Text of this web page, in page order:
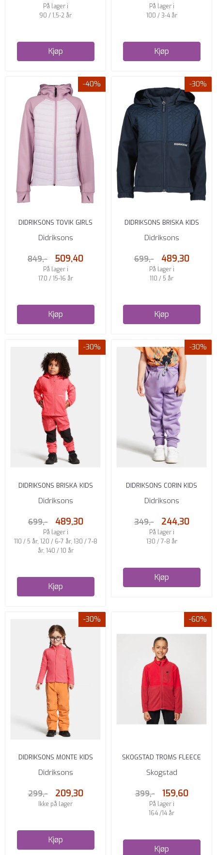
På lager i
90 / 1,5-2 år
Kjøp
På lager i
100 / 3-4 år
Kjøp
-40%
DIDRIKSONS TOVIK GIRLS
HOODIE 5 PURPLE RAIN
Didriksons
849,- 509,40
På lager i
170 / 15-16 år
Kjøp
-30%
DIDRIKSONS BRISKA KIDS
JAKKE 3 NAVY
Didriksons
699,- 489,30
På lager i
110 / 5 år
Kjøp
-30%
DIDRIKSONS BRISKA KIDS
JAKKE 3 PEACHY PINK
Didriksons
699,- 489,30
På lager i
110 / 5 år, 120 / 6-7 år, 130 / 7-8
år, 140 / 10 år
Kjøp
-30%
DIDRIKSONS CORIN KIDS
BUKSE 6 DIGITAL PURPLE
Didriksons
349,- 244,30
På lager i
130 / 7-8 år
Kjøp
-30%
DIDRIKSONS MONTE KIDS
FULLZIP 9 PEACHY PINK
Didriksons
299,- 209,30
Ikke på lager
Kjøp
-60%
SKOGSTAD TROMS FLEECE
JAKKE WINE RED
Skogstad
399,- 159,60
På lager i
164 /14 år
Kjøp